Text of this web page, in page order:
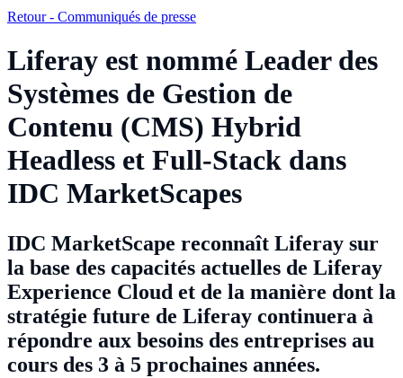
Retour - Communiqués de presse
Liferay est nommé Leader des
Systèmes de Gestion de
Contenu (CMS) Hybrid
Headless et Full-Stack dans
IDC MarketScapes
IDC MarketScape reconnaît Liferay sur
la base des capacités actuelles de Liferay
Experience Cloud et de la manière dont la
stratégie future de Liferay continuera à
répondre aux besoins des entreprises au
cours des 3 à 5 prochaines années.